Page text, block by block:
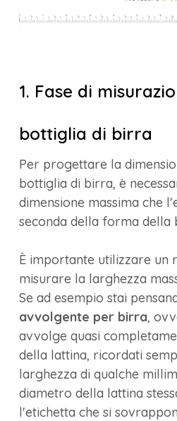
1. Fase di
bottiglia di birra
Per progettare la
bottiglia di birra, è
dimensione massima che
seconda della forma della
È importante utilizzare un
misurare la larghezza
Se ad esempio stai
avvolgente per birra,
avvolge quasi
della lattina, ricordati
larghezza di qualche
diametro della lattina
l'etichetta che si